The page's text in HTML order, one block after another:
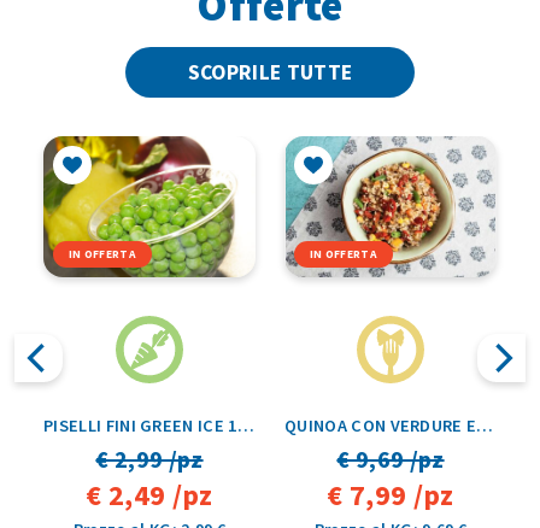
SCOPRILE TUTTE
IN OFFERTA
PISELLI FINI GREEN ICE 1KG
€ 2,99 /pz
€ 2,49 /pz
IN OFFERTA
QUINOA CON VERDURE E BACCHE GOJI OROGEL 1KG
€ 9,69 /pz
€ 7,99 /pz